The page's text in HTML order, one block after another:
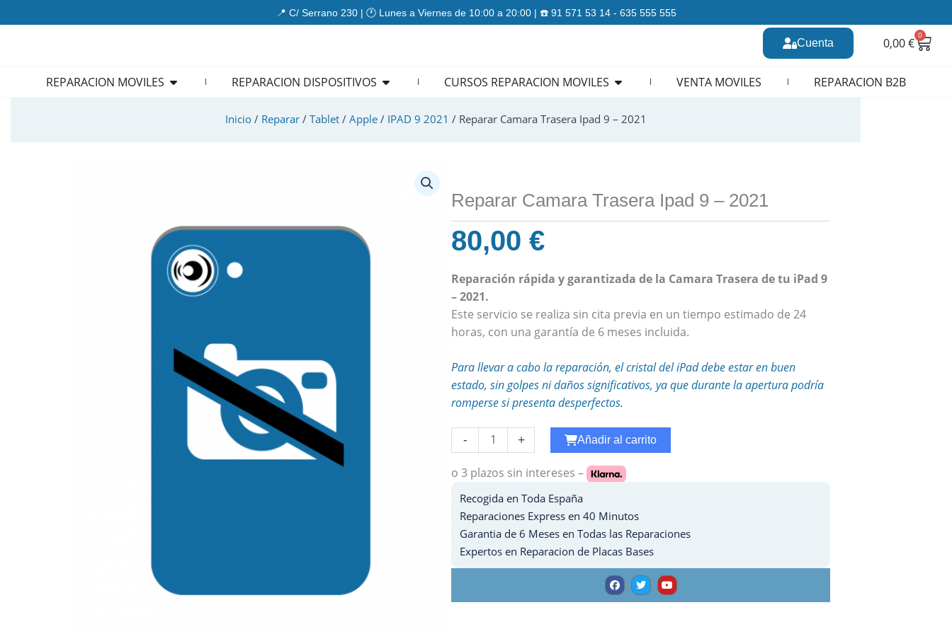
al
📍 C/ Serrano 230 | 🕐 Lunes a Viernes de 10:00 a 20:00 | ☎️ 91 571 53 14 - 635 555 555
Cuenta 0,00€
0
REPARACION MOVILES Open REPARACION MOVILES
REPARACION DISPOSITIVOS Open REPARACION DISPOSITIVOS
CURSOS REPARACION MOVILES Open CURSOS REPARACION MOVILES
VENTA MOVILES REPARACION B2B
Inicio/ Reparar/ Tablet/ Apple/ IPAD 9 2021 / Reparar Camara Trasera Ipad 9 – 2021
Reparar Camara Trasera Ipad 9 – 2021
80,00 €
Reparación rápida y garantizada de la Camara Trasera de tu iPad 9
– 2021.
Este servicio se realiza sin cita previa en un tiempo estimado de 24
horas, con una garantía de 6 meses incluida.
Para llevar a cabo la reparación, el cristal del iPad debe estar en buen
estado, sin golpes ni daños significativos, ya que durante la apertura podría
romperse si presenta desperfectos.
-
Reparar
WiFi
Ipad
10.5
cantidad
+ Añadir al carrito
o 3 plazos sin intereses –
Recogida en Toda España
Reparaciones Express en 40 Minutos
Garantia de 6 Meses en Todas las Reparaciones
Expertos en Reparacion de Placas Bases
F
a
c
e
T
w
i
t
Y
o
u
t